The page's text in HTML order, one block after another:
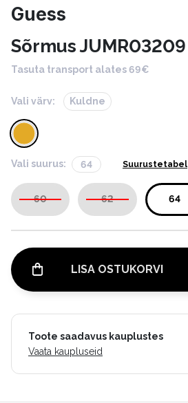
Guess
Sõrmus JUMR03209
Tasuta transport alates 69€
Vali värv: Kuldne
Vali suurus: 64 Suurustetabel
60 62 64
LISA OSTUKORVI
Toote saadavus kauplustes
Vaata kaupluseid